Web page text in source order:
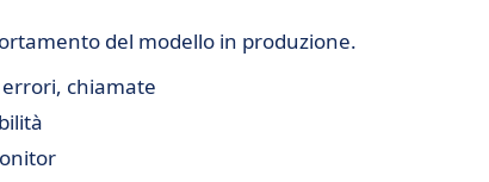
del modello in produzione.
chiamate